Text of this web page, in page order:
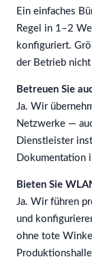
Ein einfaches
Regel in 1–2
konfiguriert.
der Betrieb
Betreuen Sie
Ja. Wir
Netzwerke —
Dienstleister
Dokumentation
Bieten Sie
Ja. Wir führen
und
ohne tote